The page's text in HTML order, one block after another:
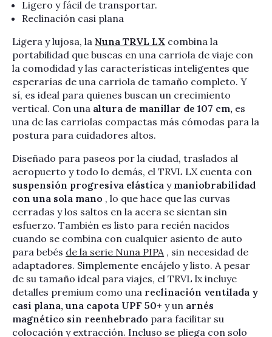
Ligero y fácil de transportar.
Reclinación casi plana
Ligera y lujosa, laNuna TRVL LX combina la
portabilidad que buscas en una carriola de viaje con
la comodidad y las características inteligentes que
esperarías de una carriola de tamaño completo. Y
sí, es ideal para quienes buscan un crecimiento
vertical. Con una altura de manillar de 107 cm, es
una de las carriolas compactas más cómodas para la
postura para cuidadores altos.
Diseñado para paseos por la ciudad, traslados al
aeropuerto y todo lo demás, el TRVL LX cuenta con
suspensión progresiva elástica y maniobrabilidad
con una sola mano , lo que hace que las curvas
cerradas y los saltos en la acera se sientan sin
esfuerzo. También es listo para recién nacidos
cuando se combina con cualquier asiento de auto
para bebés de la serie Nuna PIPA , sin necesidad de
adaptadores. Simplemente encájelo y listo. A pesar
de su tamaño ideal para viajes, el TRVL lx incluye
detalles premium como una reclinación ventilada y
casi plana, una capota UPF 50+ y un arnés
magnético sin reenhebrado para facilitar su
colocación y extracción. Incluso se pliega con solo